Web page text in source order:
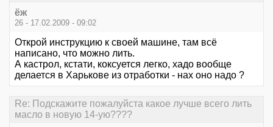
ёж
26 - 17.02.2009 - 09:02
Открой инструкцию к своей машине, там всё
написано, что можно лить.
А кастрол, кстати, коксуется легко, хадо вообще
делается в Харькове из отработки - нах оно надо ?
Re: Подскажите пожалуйста какое лучше всего лить
масло в новую 14-ую????